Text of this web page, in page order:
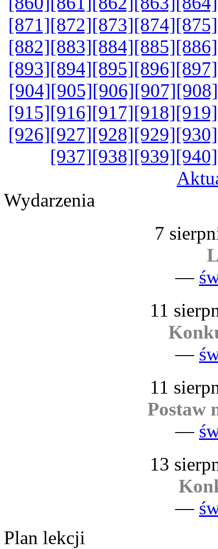
[871][872][873][874][875]
[882][883][884][885][886]
[893][894][895][896][897]
[904][905][906][907][908]
[915][916][917][918][919]
[926][927][928][929][930]
[937][938][939][940]
Wydarzenia
7
—
11
—
11
Postaw
—
13
—
Plan lekcji